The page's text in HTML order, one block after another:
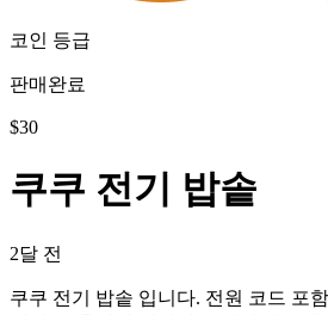
코인 등급
판매완료
$30
쿠쿠 전기 밥솥
2달 전
쿠쿠 전기 밥솥 입니다. 전원 코드 포